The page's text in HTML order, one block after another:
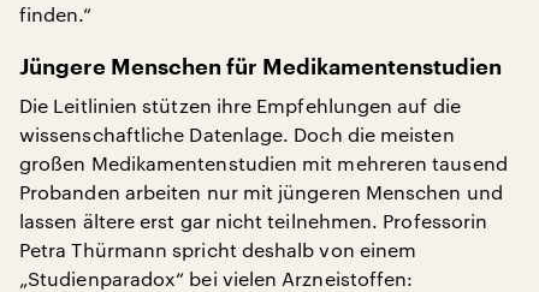
finden.“
Jüngere Menschen für Medikamentenstudien
Die Leitlinien stützen ihre Empfehlungen auf die
wissenschaftliche Datenlage. Doch die meisten
großen Medikamentenstudien mit mehreren tausend
Probanden arbeiten nur mit jüngeren Menschen und
lassen ältere erst gar nicht teilnehmen. Professorin
Petra Thürmann spricht deshalb von einem
„Studienparadox“ bei vielen Arzneistoffen: